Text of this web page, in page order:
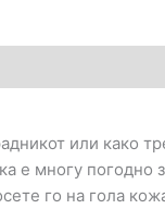
или како
е многу
го на гола